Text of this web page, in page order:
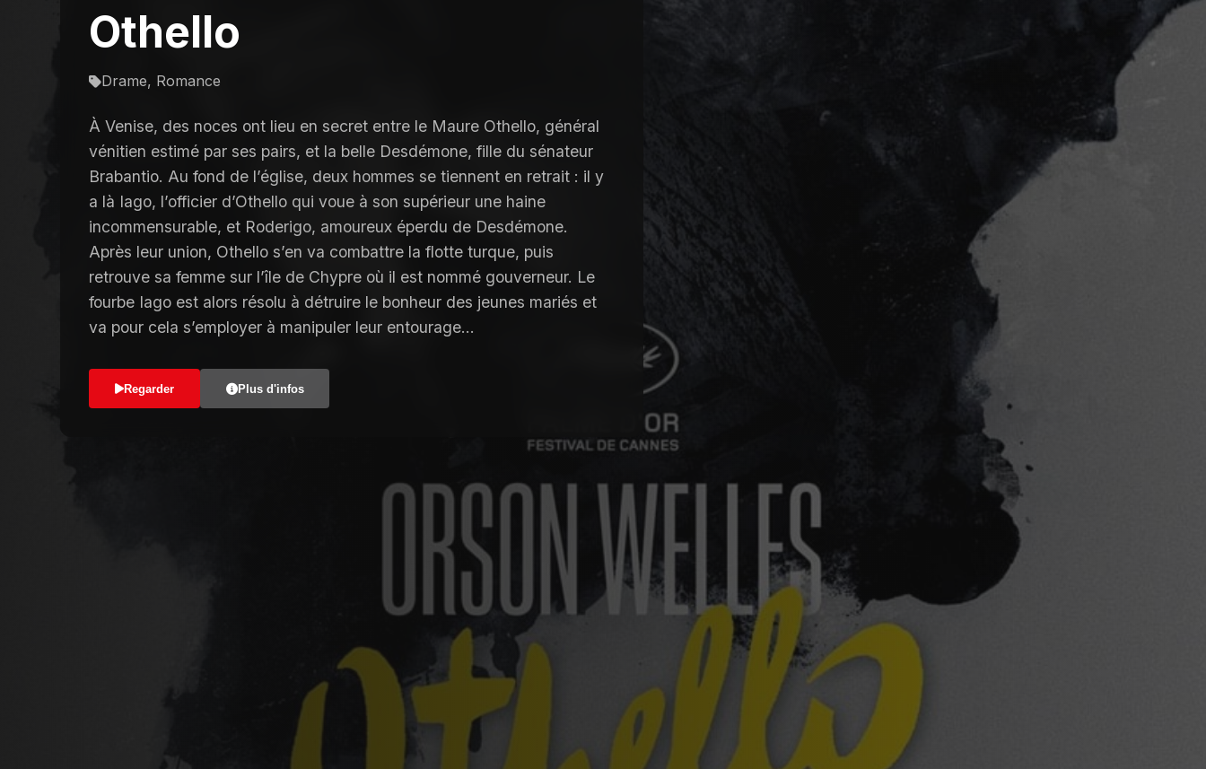
Othello
Drame, Romance
À Venise, des noces ont lieu en secret entre le Maure Othello, général
vénitien estimé par ses pairs, et la belle Desdémone, fille du sénateur
Brabantio. Au fond de l’église, deux hommes se tiennent en retrait : il y
a là Iago, l’officier d’Othello qui voue à son supérieur une haine
incommensurable, et Roderigo, amoureux éperdu de Desdémone.
Après leur union, Othello s’en va combattre la flotte turque, puis
retrouve sa femme sur l’île de Chypre où il est nommé gouverneur. Le
fourbe Iago est alors résolu à détruire le bonheur des jeunes mariés et
va pour cela s’employer à manipuler leur entourage…
Regarder Plus d'infos